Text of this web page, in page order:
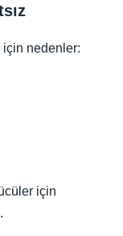
nedenler:
için